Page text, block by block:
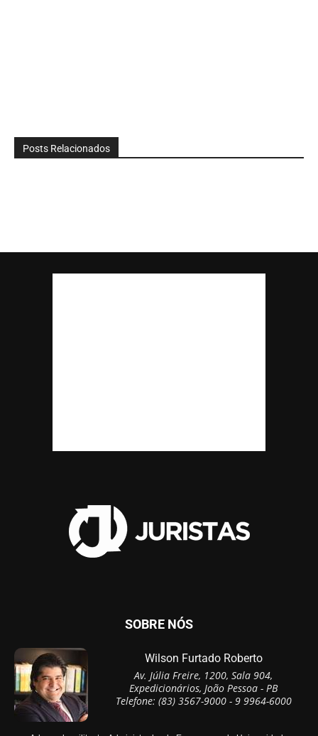
Posts Relacionados
SOBRE NÓS
Wilson Furtado Roberto
Av. Júlia Freire, 1200, Sala 904,
Expedicionários, João Pessoa - PB
Telefone: (83) 3567-9000 - 9 9964-6000